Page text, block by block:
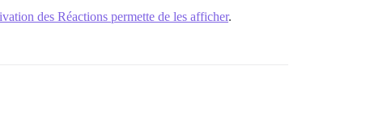
des Réactions permette de les afficher.